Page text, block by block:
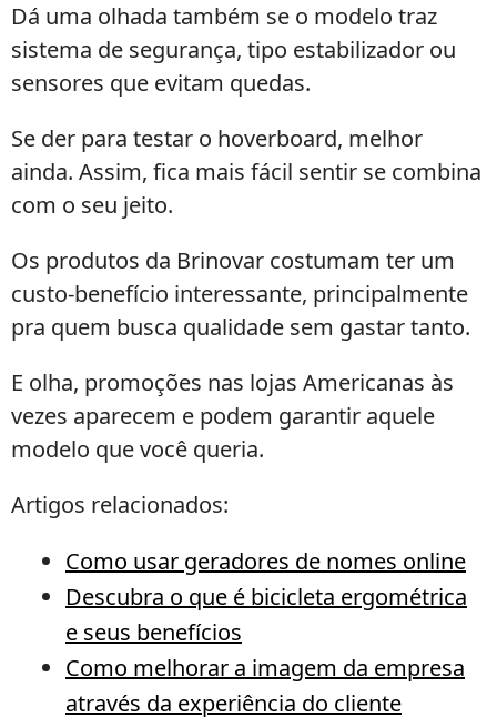
Dá uma olhada também se o modelo traz
sistema de segurança, tipo estabilizador ou
sensores que evitam quedas.
Se der para testar o hoverboard, melhor
ainda. Assim, fica mais fácil sentir se combina
com o seu jeito.
Os produtos da Brinovar costumam ter um
custo-benefício interessante, principalmente
pra quem busca qualidade sem gastar tanto.
E olha, promoções nas lojas Americanas às
vezes aparecem e podem garantir aquele
modelo que você queria.
Artigos relacionados:
Como usar geradores de nomes online
Descubra o que é bicicleta ergométrica
e seus benefícios
Como melhorar a imagem da empresa
através da experiência do cliente